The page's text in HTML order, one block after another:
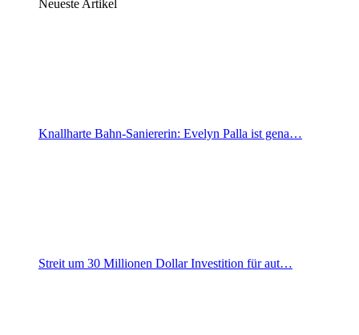
Neueste Artikel
Knallharte Bahn-Saniererin: Evelyn Palla ist gena…
Streit um 30 Millionen Dollar Investition für aut…